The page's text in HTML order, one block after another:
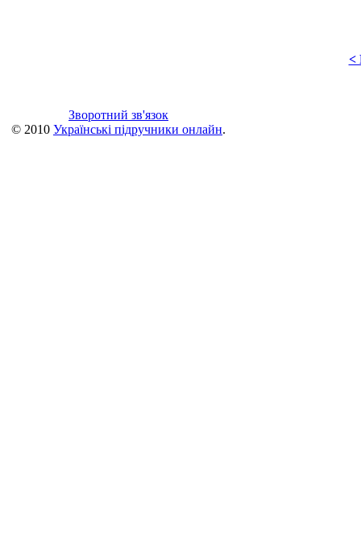
<
Зворотний зв'язок
© 2010 Українські підручники онлайн.